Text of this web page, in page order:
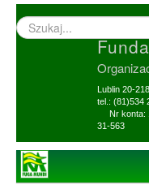
Wyszukiwarka
–
Lublin 20-
tel.: (81)534
Nr konta:
31-563